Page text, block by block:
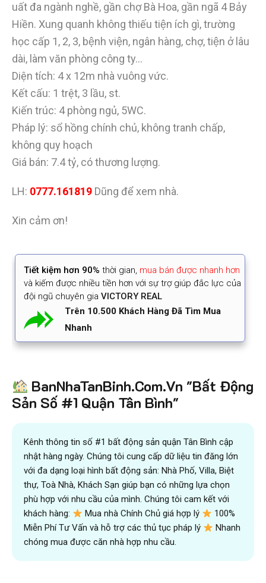
uất đa ngành nghề, gần chợ Bà Hoa, gần ngã 4 Bảy
Hiền. Xung quanh không thiếu tiện ích gì, trường
học cấp 1, 2, 3, bệnh viện, ngân hàng, chợ, tiện ở lâu
dài, làm văn phòng công ty…
Diện tích: 4 x 12m nhà vuông vức.
Kết cấu: 1 trệt, 3 lầu, st.
Kiến trúc: 4 phòng ngủ, 5WC.
Pháp lý: sổ hồng chính chủ, không tranh chấp,
không quy hoạch
Giá bán: 7.4 tỷ, có thương lượng.
LH: 0777.161819 Dũng để xem nhà.
Xin cảm ơn!
Tiết kiệm hơn 90% thời gian, mua bán được nhanh hơn
và kiếm được nhiều tiền hơn với sự trợ giúp đắc lực của
đội ngũ chuyên gia VICTORY REAL
Trên 10.500 Khách Hàng Đã Tìm Mua
Nhanh
BanNhaTanBinh.Com.Vn "Bất Động
Sản Số #1 Quận Tân Bình"
Kênh thông tin số #1 bất động sản quận Tân Bình cập
nhật hàng ngày. Chúng tôi cung cấp dữ liệu tin đăng lớn
với đa dạng loại hình bất động sản: Nhà Phố, Villa, Biệt
thự, Toà Nhà, Khách Sạn giúp bạn có những lựa chọn
phù hợp với nhu cầu của mình. Chúng tôi cam kết với
khách hàng:
Mua nhà Chính Chủ giá hợp lý
100%
Miễn Phí Tư Vấn và hỗ trợ các thủ tục pháp lý
Nhanh
chóng mua được căn nhà hợp nhu cầu.